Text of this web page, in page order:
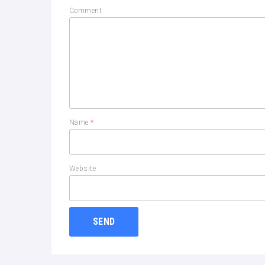
Comment
Name*
Website